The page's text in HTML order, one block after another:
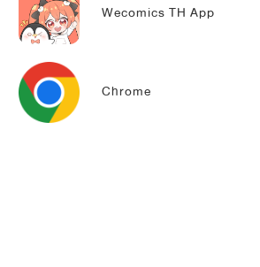
Wecomics TH App
Chrome